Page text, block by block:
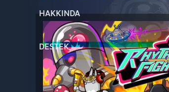
HAKKINDA
DESTEK